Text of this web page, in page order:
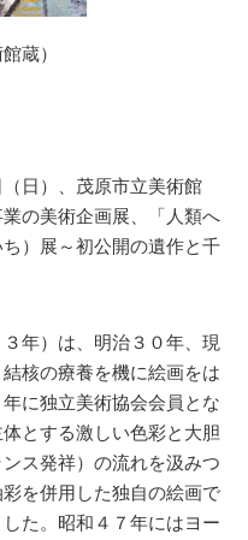
蔵）
日）、茂原市立美術館
の美術企画展、「人類へ
）展～初公開の遺作と千
年）は、明治３０年、現
核の療養を機に絵画をは
に独立美術協会会員とな
とする激しい色彩と大胆
ス発祥）の流れを汲みつ
を併用した独自の絵画で
た。昭和４７年にはヨー